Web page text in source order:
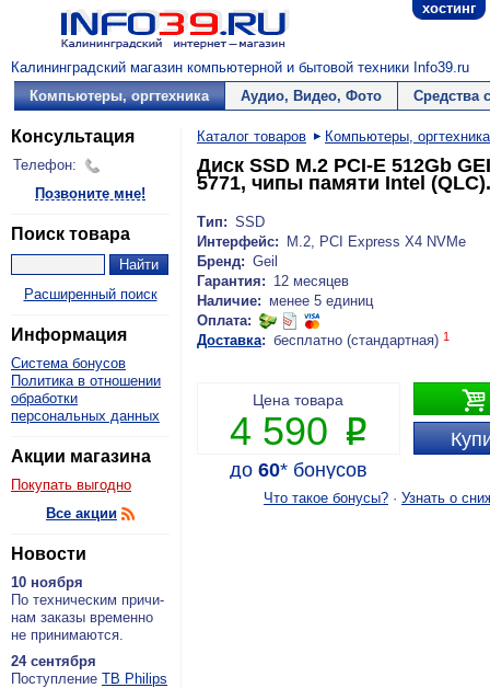
хостинг
Калининградский магазин компьютерной и бытовой техники Info39.ru
Компьютеры, оргтехника
Аудио, Видео, Фото Средства
Консультация
Телефон:
Позвоните мне!
Поиск товара
Расширенный поиск
Информация
Система бонусов
Политика в отношении
обработки
персональных данных
Акции магазина
Покупать выгодно
Все акции
Новости
10 ноября
По тех­ни­че­ским при­чи­
нам за­ка­зы вре­мен­но
не при­ни­ма­ют­ся.
24 сентября
По­ступ­ле­ние ТВ Philips
Каталог товаров Компьютеры, оргтехника
Диск SSD M.2 PCI-E 512Gb
5771, чипы памяти Intel
Тип: SSD
Интерфейс:
M.2, PCI Express X4 NVMe
Бренд: Geil
Гарантия: 12 месяцев
Наличие: менее 5 единиц
Оплата:
Доставка: бесплатно (стандартная) 1

Цена товара
4 590 P
до 60*бонусов
Что такое бонусы? · Узнать о